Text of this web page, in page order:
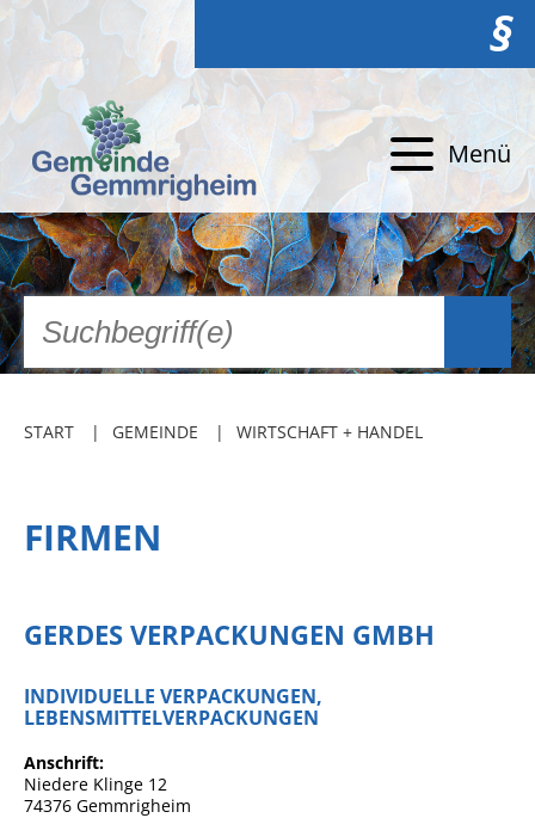
§
Menü
START GEMEINDE WIRTSCHAFT + HANDEL
FIRMEN
GERDES VERPACKUNGEN GMBH
INDIVIDUELLE VERPACKUNGEN,
LEBENSMITTELVERPACKUNGEN
Anschrift
Niedere Klinge 12
74376 Gemmrigheim